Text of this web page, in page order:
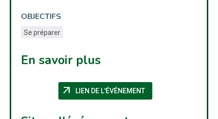
OBJECTIFS
Se préparer
En savoir plus
arrow_outward LIEN DE L'ÉVÉNEMENT(NOUVELLE FENÊTRE)